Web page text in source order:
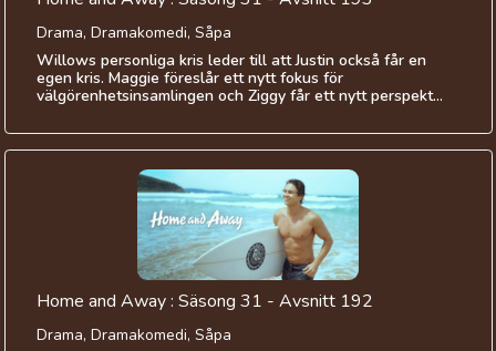
Drama, Dramakomedi, Såpa
Willows personliga kris leder till att Justin också får en
egen kris. Maggie föreslår ett nytt fokus för
välgörenhetsinsamlingen och Ziggy får ett nytt perspekt...
Home and Away : Säsong 31 - Avsnitt 192
Drama, Dramakomedi, Såpa